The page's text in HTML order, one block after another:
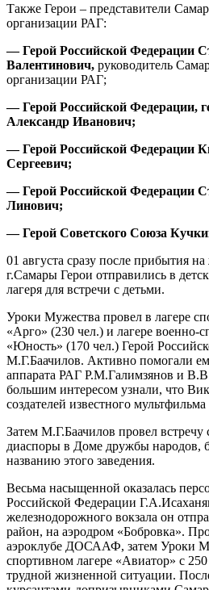
Также Герои – представители
организации РАГ:
— Герой Российской Федерации
Валентинович, руководитель
организации РАГ;
— Герой Российской Федерации,
Александр Иванович;
— Герой Российской Федерации
Сергеевич;
— Герой Российской Федерации
Линович;
— Герой Советского Союза
01 августа сразу после прибытия
г.Самары Герои отправились в
лагеря для встречи с детьми.
Уроки Мужества провел в лагере
«Арго» (230 чел.) и лагере военно-
«Юность» (170 чел.) Герой
М.Г.Баачилов. Активно помогали
аппарата РАГ Р.М.Галимзянов и
большим интересом узнали, что
создателей известного
Затем М.Г.Баачилов провел встречу
диаспоры в Доме дружбы народов,
названию этого заведения.
Весьма насыщенной оказалась
Российской Федерации
железнодорожного вокзала он
район, на аэродром «Бобровка».
аэроклубе ДОСААФ, затем Уроки
спортивном лагере «Авиатор» с
трудной жизненной ситуации.